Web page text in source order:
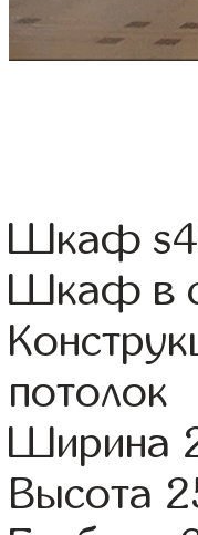
Шкаф
Шкаф в
потолок
Ширина
Высота